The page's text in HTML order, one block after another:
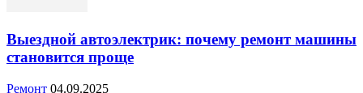
Выездной автоэлектрик: почему ремонт машины
становится проще
Ремонт 04.09.2025